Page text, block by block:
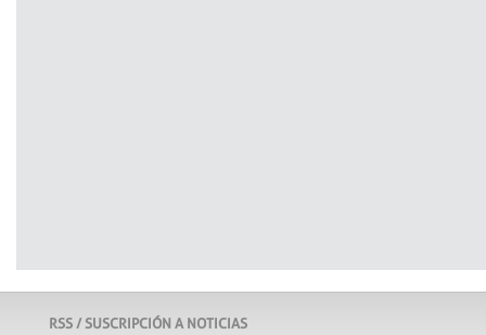
RSS / SUSCRIPCIÓN A NOTICIAS